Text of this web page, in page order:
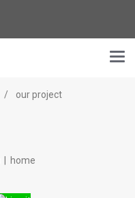
our project
home